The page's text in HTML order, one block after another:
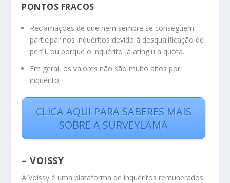
PONTOS FRACOS
Reclamações de que nem sempre se conseguem
participar nos inquéritos devido à desqualificação de
perfil, ou porque o inquérito já atingiu a quota.
Em geral, os valores não são muito altos por
inquérito.
CLICA AQUI PARA SABERES MAIS
SOBRE A SURVEYLAMA
– VOISSY
A Voissy é uma plataforma de inquéritos remunerados